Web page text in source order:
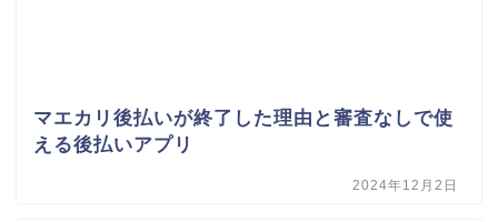
マエカリ後払いが終了した理由と審査なしで使
える後払いアプリ
2024年12月2日